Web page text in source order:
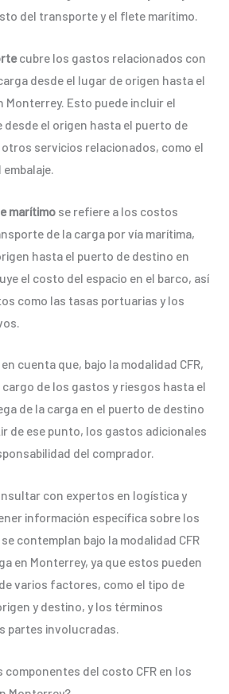
del transporte y el flete marítimo.
cubre los gastos relacionados con
desde el lugar de origen hasta el
Monterrey. Esto puede incluir el
el origen hasta el puerto de
otros servicios relacionados, como el
marítimose refiere a los costos
de la carga por vía marítima,
hasta el puerto de destino en
el costo del espacio en el barco, así
como las tasas portuarias y los
cuenta que, bajo la modalidad CFR,
de los gastos y riesgos hasta el
de la carga en el puerto de destino
de ese punto, los gastos adicionales
del comprador.
con expertos en logística y
información específica sobre los
contemplan bajo la modalidad CFR
en Monterrey, ya que estos pueden
varios factores, como el tipo de
y destino, y los términos
partes involucradas.
del costo CFR en los